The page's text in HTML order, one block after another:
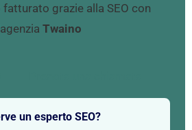
grazie alla SEO con
Twaino
un esperto SEO?